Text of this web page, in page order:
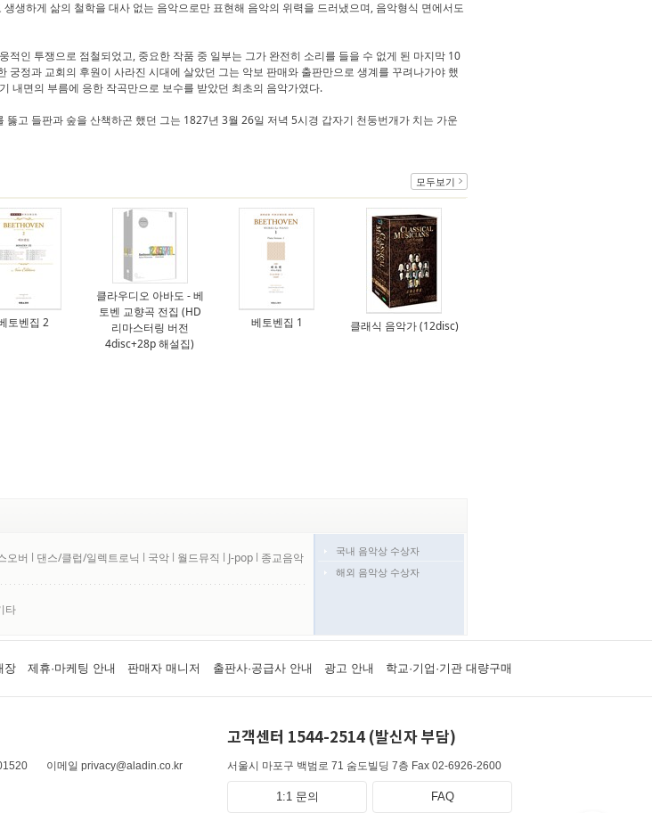
생하게 삶의 철학을 대사 없는 음악으로만 표현해 음악의 위력을 드러냈으며, 음악형식 면에서도
적인 투쟁으로 점철되었고, 중요한 작품 중 일부는 그가 완전히 소리를 들을 수 없게 된 마지막 10
궁정과 교회의 후원이 사라진 시대에 살았던 그는 악보 판매와 출판만으로 생계를 꾸려나가야 했
내면의 부름에 응한 작곡만으로 보수를 받았던 최초의 음악가였다.
뚫고 들판과 숲을 산책하곤 했던 그는 1827년 3월 26일 저녁 5시경 갑자기 천둥번개가 치는 가운
모두보기
토벤집 2
클라우디오 아바도 - 베
토벤 교향곡 전집 (HD
리마스터링 버전
4disc+28p 해설집)
베토벤집 1 클래식 음악가 (12disc)
오버 l 댄스/클럽/일렉트로닉 l 국악 l 월드뮤직 l J-pop l 종교음악
타
국내 음악상 수상자
해외 음악상 수상자
장 제휴·마케팅 안내 판매자 매니저 출판사·공급사 안내 광고 안내 학교·기업·기관 대량구매
이메일 privacy@aladin.co.kr
고객센터 1544-2514 (발신자 부담)
서울시 마포구 백범로 71 숨도빌딩 7층 Fax 02-6926-2600
1:1 문의 FAQ